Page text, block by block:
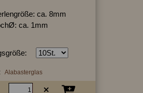
ca. 8mm
ca. 1mm
Alabasterglas